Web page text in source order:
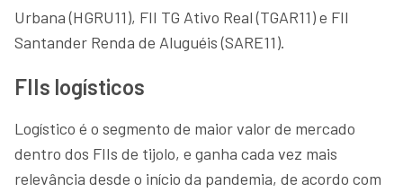
Urbana (HGRU11), FII TG Ativo Real (TGAR11) e FII
Santander Renda de Aluguéis (SARE11).
FIIs logísticos
Logístico é o segmento de maior valor de mercado
dentro dos FIIs de tijolo, e ganha cada vez mais
relevância desde o início da pandemia, de acordo com